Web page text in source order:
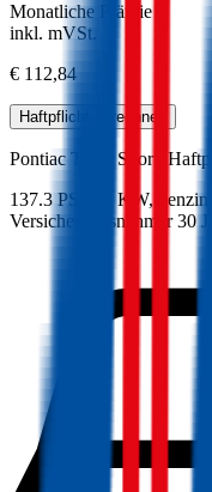
Monatliche Prämie
inkl. mVSt.
€ 112,84
Haftpflicht berechnen
Pontiac Trans Sport,
137.3 PS/101 KW,
Versicherungsnehmer 30